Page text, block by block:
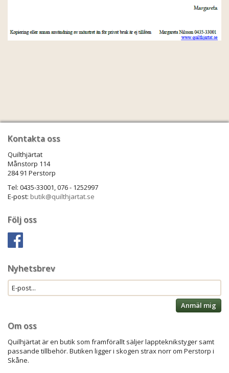
Kontakta oss
Quilthjärtat
Månstorp 114
284 91 Perstorp
Tel: 0435-33001, 076 - 1252997
E-post: butik@quilthjartat.se
Följ oss
Nyhetsbrev
Anmäl mig
Om oss
Quilhjärtat är en butik som framförallt säljer lappteknikstyger samt
passande tillbehör. Butiken ligger i skogen strax norr om Perstorp i
Skåne.